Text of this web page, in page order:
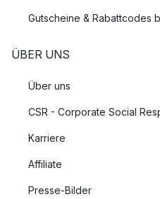
Gutscheine & Rabattcodes
ÜBER UNS
Über uns
CSR - Corporate Social
Karriere
Affiliate
Presse-Bilder